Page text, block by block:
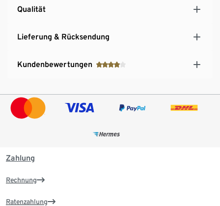
Qualität
Lieferung & Rücksendung
Kundenbewertungen
Zahlung
Rechnung
Ratenzahlung